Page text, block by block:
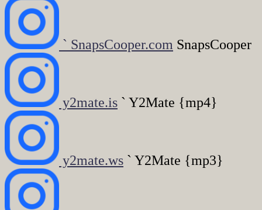
` SnapsCooper.com SnapsCooper
y2mate.is ` Y2Mate {mp4}
y2mate.ws ` Y2Mate {mp3}